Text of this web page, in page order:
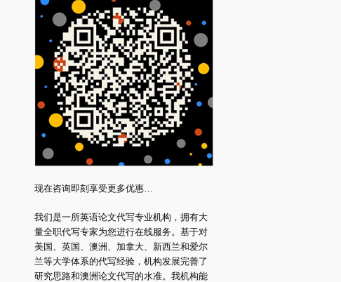
现在咨询即刻享受更多优惠…
我们是一所英语论文代写专业机构，拥有大
量全职代写专家为您进行在线服务。基于对
美国、英国、澳洲、加拿大、新西兰和爱尔
兰等大学体系的代写经验，机构发展完善了
研究思路和澳洲论文代写的水准。我机构能